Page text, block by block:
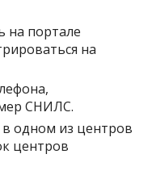
на портале
на
СНИЛС.
одном из центров
центров